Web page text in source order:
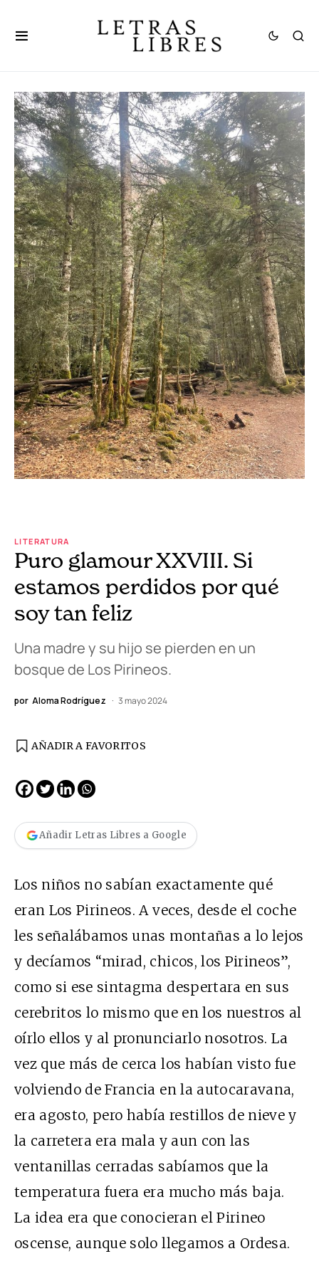
LITERATURA
Puro glamour XXVIII. Si
estamos perdidos por qué
soy tan feliz
Una madre y su hijo se pierden en un
bosque de Los Pirineos.
por Aloma Rodríguez 3 mayo 2024
AÑADIR A FAVORITOS
Añadir Letras Libres a Google
Los niños no sabían exactamente qué
eran Los Pirineos. A veces, desde el coche
les señalábamos unas montañas a lo lejos
y decíamos “mirad, chicos, los Pirineos”,
como si ese sintagma despertara en sus
cerebritos lo mismo que en los nuestros al
oírlo ellos y al pronunciarlo nosotros. La
vez que más de cerca los habían visto fue
volviendo de Francia en la autocaravana,
era agosto, pero había restillos de nieve y
la carretera era mala y aun con las
ventanillas cerradas sabíamos que la
temperatura fuera era mucho más baja.
La idea era que conocieran el Pirineo
oscense, aunque solo llegamos a Ordesa.